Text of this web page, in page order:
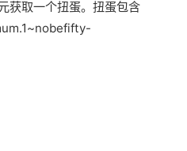
获取一个扭蛋。扭蛋包含